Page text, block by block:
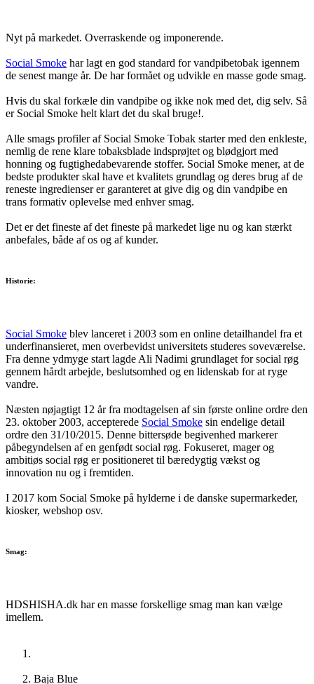
Nyt på markedet. Overraskende og imponerende.
Social Smoke har lagt en god standard for vandpibetobak igennem
de senest mange år. De har formået og udvikle en masse gode smag.
Hvis du skal forkæle din vandpibe og ikke nok med det, dig selv. Så
er Social Smoke helt klart det du skal bruge!.
Alle smags profiler af Social Smoke Tobak starter med den enkleste,
nemlig de rene klare tobaksblade indsprøjtet og blødgjort med
honning og fugtighedabevarende stoffer. Social Smoke mener, at de
bedste produkter skal have et kvalitets grundlag og deres brug af de
reneste ingredienser er garanteret at give dig og din vandpibe en
trans formativ oplevelse med enhver smag.
Det er det fineste af det fineste på markedet lige nu og kan stærkt
anbefales, både af os og af kunder.
Historie:
Social Smoke blev lanceret i 2003 som en online detailhandel fra et
underfinansieret, men overbevidst universitets studeres soveværelse.
Fra denne ydmyge start lagde Ali Nadimi grundlaget for social røg
gennem hårdt arbejde, beslutsomhed og en lidenskab for at ryge
vandre.
Næsten nøjagtigt 12 år fra modtagelsen af sin første online ordre den
23. oktober 2003, accepterede Social Smoke sin endelige detail
ordre den 31/10/2015. Denne bittersøde begivenhed markerer
påbegyndelsen af en genfødt social røg. Fokuseret, mager og
ambitiøs social røg er positioneret til bæredygtig vækst og
innovation nu og i fremtiden.
I 2017 kom Social Smoke på hylderne i de danske supermarkeder,
kiosker, webshop osv.
Smag:
HDSHISHA.dk har en masse forskellige smag man kan vælge
imellem.
Baja Blue